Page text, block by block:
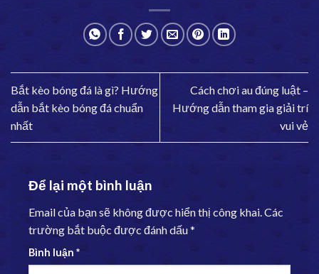
Bắt kèo bóng đá là gì? Hướng
dẫn bắt kèo bóng đá chuẩn
nhất
Cách chơi au đúng luật –
Hướng dẫn tham gia giải trí
vui vẻ
Để lại một bình luận
Email của bạn sẽ không được hiển thị công khai.Các
trường bắt buộc được đánh dấu*
Bình luận *